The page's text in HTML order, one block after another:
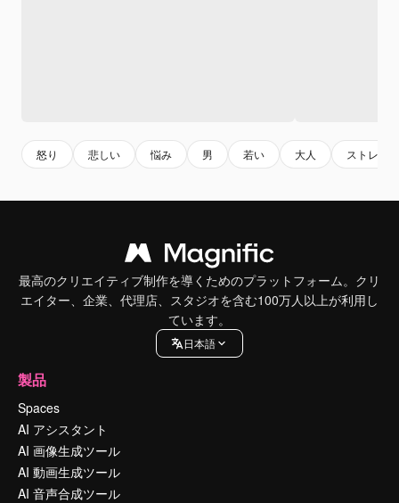
怒り 悲しい 悩み 男 若い 大人 ストレス
最高のクリエイティブ制作を導くためのプラットフォーム。クリ
エイター、企業、代理店、スタジオを含む100万人以上が利用し
ています。
日本語
製品
Spaces
AI アシスタント
AI 画像生成ツール
AI 動画生成ツール
AI 音声合成ツール